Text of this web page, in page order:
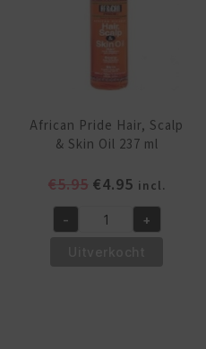
African Pride Hair, Scalp
& Skin Oil 237 ml
€5.95 Oorspronkelijke
was:
€4.95Huidige
prijs
is:
incl.
African
- +